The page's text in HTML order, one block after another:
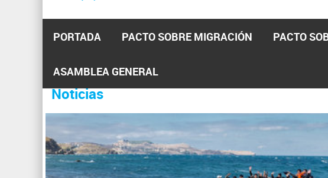
PORTADA PACTO SOBRE MIGRACIÓN PACTO
ASAMBLEA GENERAL
Se
encuentra
usted
aquí
Noticias
31 Ene 2019 -
El Secretario General ha respondido a la carta enviada por el
ha reiterado que la ONU está lista para hacerlo, pero necesita el
P
á
g